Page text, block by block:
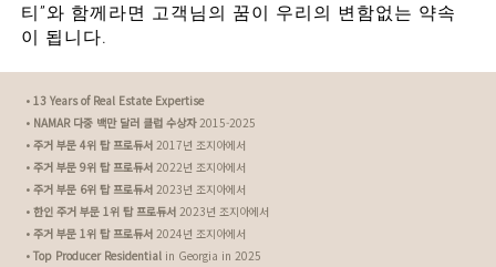
티”와 함께라면 고객님의 꿈이 우리의 변함없는 약속
이 됩니다.
•13 Years of Real Estate Expertise
• NAMAR 다중 백만 달러 클럽 수상자2015-2025
•주거 부문 4위 탑 프로듀서 2017년 조지아에서
•주거 부문 9위 탑 프로듀서 2022년 조지아에서
•주거 부문 6위 탑 프로듀서 2023년 조지아에서
•한인 주거 부문 1위 탑 프로듀서 2023년 조지아에서
•주거 부문 1위 탑 프로듀서 2024년 조지아에서
•Top Producer Residential in Georgia in 2025